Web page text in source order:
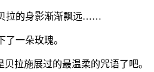
的身影渐渐飘远……
一朵玫瑰。
拉施展过的最温柔的咒语了吧。